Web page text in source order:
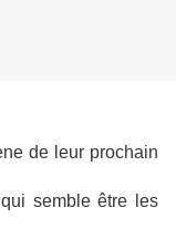
de leur prochain
semble être les